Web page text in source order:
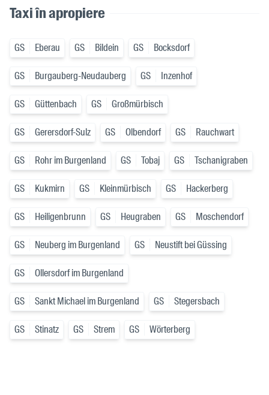
Taxi în apropiere
GS Eberau GS Bildein GS Bocksdorf
GS Burgauberg-Neudauberg GS Inzenhof
GS Güttenbach GS Großmürbisch
GS Gerersdorf-Sulz GS Olbendorf GS Rauchwart
GS Rohr im Burgenland GS Tobaj GS Tschanigraben
GS Kukmirn GS Kleinmürbisch GS Hackerberg
GS Heiligenbrunn GS Heugraben GS Moschendorf
GS Neuberg im Burgenland GS Neustift bei Güssing
GS Ollersdorf im Burgenland
GS Sankt Michael im Burgenland GS Stegersbach
GS Stinatz GS Strem GS Wörterberg